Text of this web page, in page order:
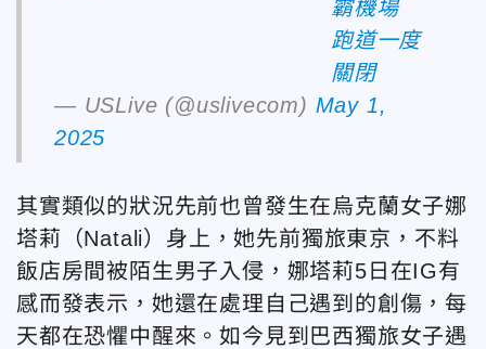
霸機場
跑道一度
關閉
— USLive (@uslivecom) May 1,
2025
其實類似的狀況先前也曾發生在烏克蘭女子娜
塔莉（Natali）身上，她先前獨旅東京，不料
飯店房間被陌生男子入侵，娜塔莉5日在IG有
感而發表示，她還在處理自己遇到的創傷，每
天都在恐懼中醒來。如今見到巴西獨旅女子遇